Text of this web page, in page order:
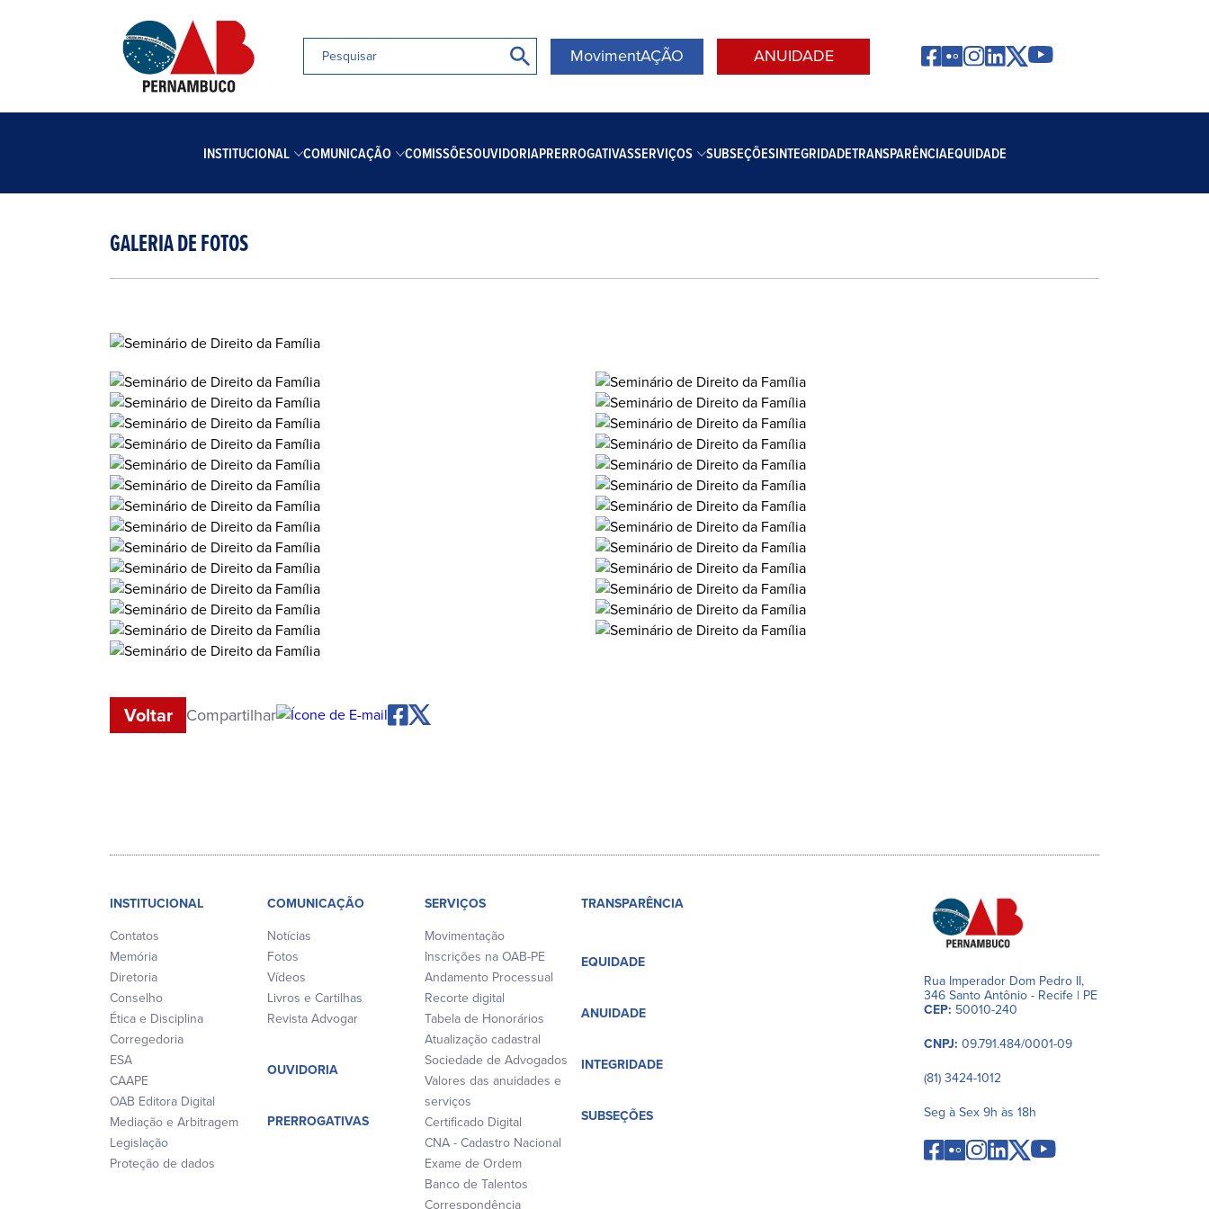
MovimentAÇÃO ANUIDADE
INSTITUCIONAL COMUNICAÇÃO COMISSÕESOUVIDORIAPRERROGATIVASSERVIÇOS SUBSEÇÕESINTEGRIDADETRANSPARÊNCIAEQUIDADE
GALERIA DE FOTOS
Voltar Compartilhar
INSTITUCIONAL
Contatos
Memória
Diretoria
Conselho
Ética e Disciplina
Corregedoria
ESA
CAAPE
OAB Editora Digital
Mediação e Arbitragem
Legislação
Proteção de dados
COMUNICAÇÃO
Notícias
Fotos
Vídeos
Livros e Cartilhas
Revista Advogar
OUVIDORIA
PRERROGATIVAS
SERVIÇOS
Movimentação
Inscrições na OAB-PE
Andamento Processual
Recorte digital
Tabela de Honorários
Atualização cadastral
Sociedade de Advogados
Valores das anuidades e
serviços
Certificado Digital
CNA - Cadastro Nacional
Exame de Ordem
Banco de Talentos
Correspondência
TRANSPARÊNCIA
EQUIDADE
ANUIDADE
INTEGRIDADE
SUBSEÇÕES
Rua Imperador Dom Pedro II,
346 Santo Antônio - Recife | PE
CEP: 50010-240
CNPJ: 09.791.484/0001-09
(81) 3424-1012
Seg à Sex 9h às 18h